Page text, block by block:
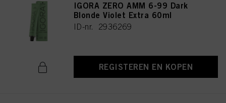
IGORA ZERO AMM 6-99 Dark
Blonde Violet Extra 60ml
ID-nr. 2936269
REGISTEREN EN KOPEN